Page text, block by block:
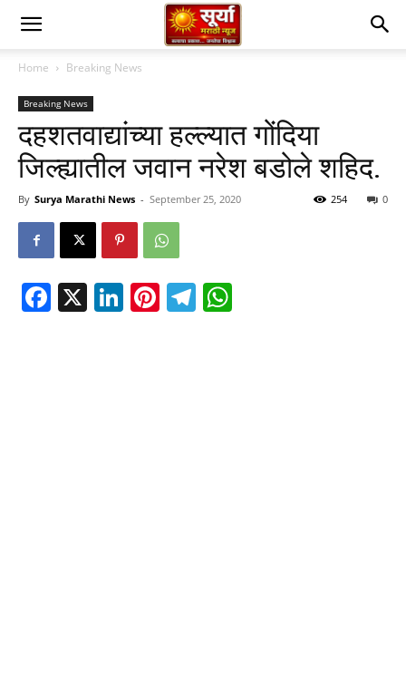
Home Breaking News
Breaking News
दहशतवाद्यांच्या हल्ल्यात गोंदिया
जिल्ह्यातील जवान नरेश बडोले शहिद.
By Surya Marathi News - September 25, 2020 0
254
Facebook
X LinkedIn
Pinterest
Telegram